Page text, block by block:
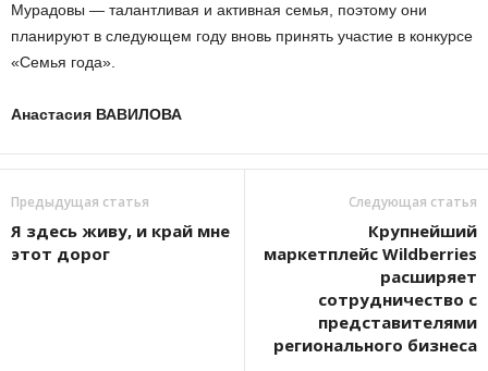
Мурадовы — талантливая и активная семья, поэтому они
планируют в следующем году вновь принять участие в конкурсе
«Семья года».
Анастасия ВАВИЛОВА
Предыдущая статья
Я здесь живу, и край мне
этот дорог
Следующая статья
Крупнейший
маркетплейс Wildberries
расширяет
сотрудничество с
представителями
регионального бизнеса